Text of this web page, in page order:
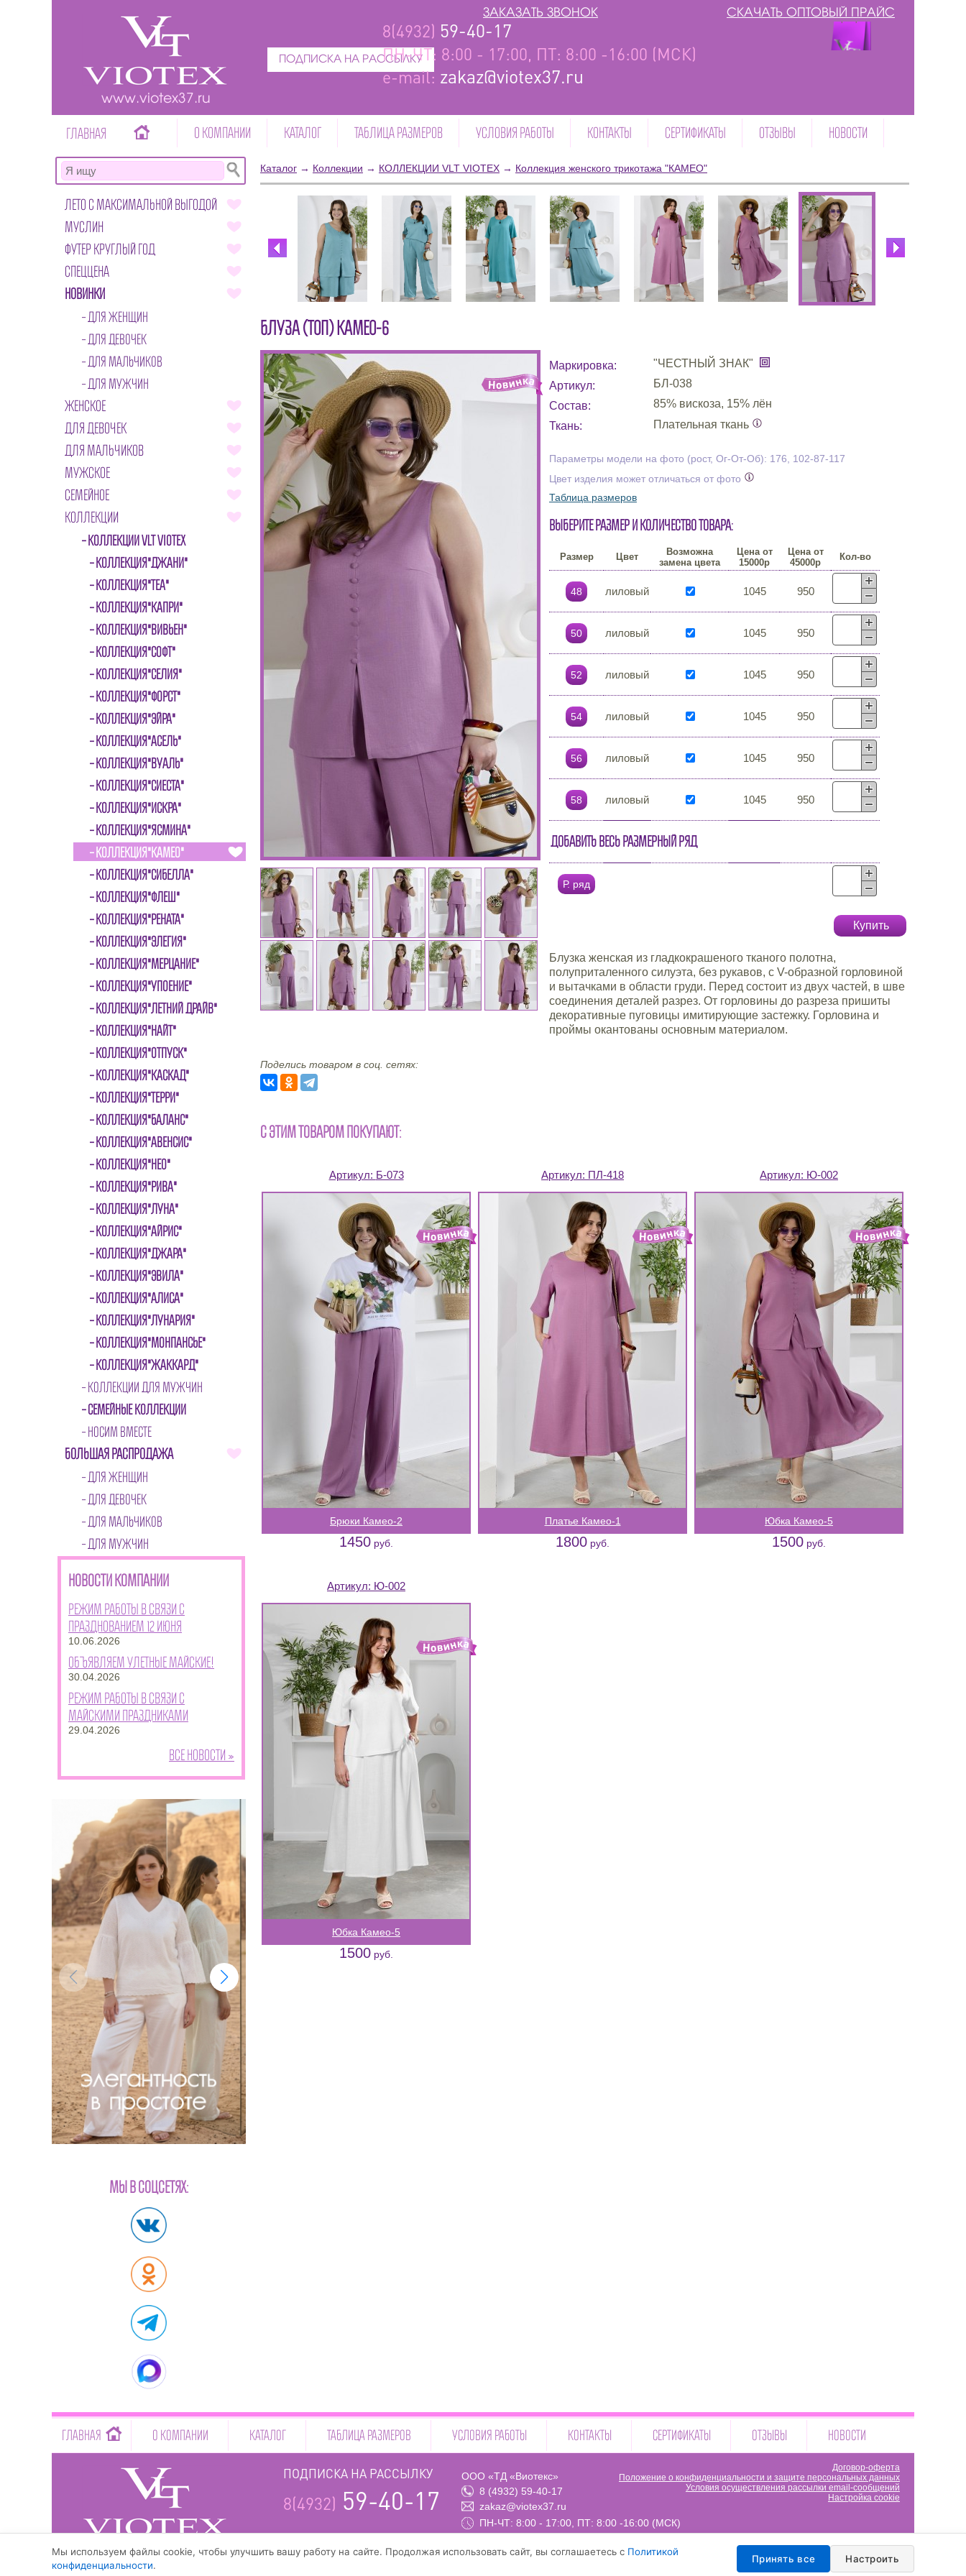
www.viotex37.ru
ПОДПИСКА НА РАССЫЛКУ
8(4932) 59-40-17
ПН-ЧТ: 8:00 - 17:00, ПТ: 8:00 -16:00 (МСК)
e-mail: zakaz@viotex37.ru
СКАЧАТЬ ОПТОВЫЙ ПРАЙС
ЗАКАЗАТЬ ЗВОНОК
ГЛАВНАЯ О КОМПАНИИ КАТАЛОГ ТАБЛИЦА РАЗМЕРОВ УСЛОВИЯ РАБОТЫ КОНТАКТЫ СЕРТИФИКАТЫ ОТЗЫВЫ НОВОСТИ
ЛЕТО С МАКСИМАЛЬНОЙ ВЫГОДОЙ
МУСЛИН
ФУТЕР КРУГЛЫЙ ГОД
СПЕЦЦЕНА
НОВИНКИ
ДЛЯ ЖЕНЩИН
ДЛЯ ДЕВОЧЕК
ДЛЯ МАЛЬЧИКОВ
ДЛЯ МУЖЧИН
ЖЕНСКОЕ
ДЛЯ ДЕВОЧЕК
ДЛЯ МАЛЬЧИКОВ
МУЖСКОЕ
СЕМЕЙНОЕ
КОЛЛЕКЦИИ
КОЛЛЕКЦИИ VLT VIOTEX
КОЛЛЕКЦИЯ"ДЖАНИ"
КОЛЛЕКЦИЯ"ТЕА"
КОЛЛЕКЦИЯ"КАПРИ"
КОЛЛЕКЦИЯ"ВИВЬЕН"
КОЛЛЕКЦИЯ"СОФТ"
КОЛЛЕКЦИЯ"СЕЛИЯ"
КОЛЛЕКЦИЯ"ФОРСТ"
КОЛЛЕКЦИЯ"ЭЙРА"
КОЛЛЕКЦИЯ"АСЕЛЬ"
КОЛЛЕКЦИЯ"ВУАЛЬ"
КОЛЛЕКЦИЯ"СИЕСТА"
КОЛЛЕКЦИЯ"ИСКРА"
КОЛЛЕКЦИЯ"ЯСМИНА"
КОЛЛЕКЦИЯ"КАМЕО"
КОЛЛЕКЦИЯ"СИБЕЛЛА"
КОЛЛЕКЦИЯ"ФЛЕШ"
КОЛЛЕКЦИЯ"РЕНАТА"
КОЛЛЕКЦИЯ"ЭЛЕГИЯ"
КОЛЛЕКЦИЯ"МЕРЦАНИЕ"
КОЛЛЕКЦИЯ"УПОЕНИЕ"
КОЛЛЕКЦИЯ"ЛЕТНИЙ ДРАЙВ"
КОЛЛЕКЦИЯ"НАЙТ"
КОЛЛЕКЦИЯ"ОТПУСК"
КОЛЛЕКЦИЯ"КАСКАД"
КОЛЛЕКЦИЯ"ТЕРРИ"
КОЛЛЕКЦИЯ"БАЛАНС"
КОЛЛЕКЦИЯ"АВЕНСИС"
КОЛЛЕКЦИЯ"НЕО"
КОЛЛЕКЦИЯ"РИВА"
КОЛЛЕКЦИЯ"ЛУНА"
КОЛЛЕКЦИЯ"АЙРИС"
КОЛЛЕКЦИЯ"ДЖАРА"
КОЛЛЕКЦИЯ"ЭВИЛА"
КОЛЛЕКЦИЯ"АЛИСА"
КОЛЛЕКЦИЯ"ЛУНАРИЯ"
КОЛЛЕКЦИЯ"МОНПАНСЬЕ"
КОЛЛЕКЦИЯ"ЖАККАРД"
КОЛЛЕКЦИИ ДЛЯ МУЖЧИН
СЕМЕЙНЫЕ КОЛЛЕКЦИИ
НОСИМ ВМЕСТЕ
БОЛЬШАЯ РАСПРОДАЖА
ДЛЯ ЖЕНЩИН
ДЛЯ ДЕВОЧЕК
ДЛЯ МАЛЬЧИКОВ
ДЛЯ МУЖЧИН
НОВОСТИ КОМПАНИИ
Режим работы в связи с
празднованием 12 июня
10.06.2026
Объявляем улетные майские!
30.04.2026
Режим работы в связи с
майскими праздниками
29.04.2026
Все новости »
МЫ В СОЦСЕТЯХ:
Каталог → Коллекции → КОЛЛЕКЦИИ VLT VIOTEX → Коллекция женского трикотажа "КАМЕО"
БЛУЗА (ТОП) КАМЕО-6
Маркировка:
"ЧЕСТНЫЙ ЗНАК"
Артикул:
БЛ-038
Состав:
85% вискоза, 15% лён
Ткань:
Плательная ткань
Параметры модели на фото (рост, Ог-От-Об): 176, 102-87-117
Цвет изделия может отличаться от фото
Таблица размеров
Выберите размер и количество товара:
Размер Цвет
Возможна
замена цвета
Цена от
15000р
Цена от
45000р
Кол-во
48 лиловый 1045 950
50 лиловый 1045 950
52 лиловый 1045 950
54 лиловый 1045 950
56 лиловый 1045 950
58 лиловый 1045 950
Добавить весь размерный ряд
Р. ряд
Купить
Блузка женская из гладкокрашеного тканого полотна,
полуприталенного силуэта, без рукавов, с V-образной горловиной
и вытачками в области груди. Перед состоит из двух частей, в шве
соединения деталей разрез. От горловины до разреза пришиты
декоративные пуговицы имитирующие застежку. Горловина и
проймы окантованы основным материалом.
Поделись товаром в соц. сетях:
С ЭТИМ ТОВАРОМ ПОКУПАЮТ:
Артикул: Б-073
Брюки Камео-2
1450 руб.
Артикул: ПЛ-418
Платье Камео-1
1800 руб.
Артикул: Ю-002
Юбка Камео-5
1500 руб.
Артикул: Ю-002
Юбка Камео-5
1500 руб.
ГЛАВНАЯ О КОМПАНИИ КАТАЛОГ ТАБЛИЦА РАЗМЕРОВ УСЛОВИЯ РАБОТЫ КОНТАКТЫ СЕРТИФИКАТЫ ОТЗЫВЫ НОВОСТИ
www.viotex37.ru
ПОДПИСКА НА РАССЫЛКУ
8(4932) 59-40-17
ООО «ТД «Виотекс»
8 (4932) 59-40-17
zakaz@viotex37.ru
ПН-ЧТ: 8:00 - 17:00, ПТ: 8:00 -16:00 (МСК)
Договор-оферта
Положение о конфиденциальности и защите персональных данных
Условия осуществления рассылки email-сообщений
Настройка cookie
-->
Мы используем файлы cookie, чтобы улучшить вашу работу на сайте. Продолжая использовать сайт, вы соглашаетесь с Политикой
конфиденциальности.
Принять все Настроить